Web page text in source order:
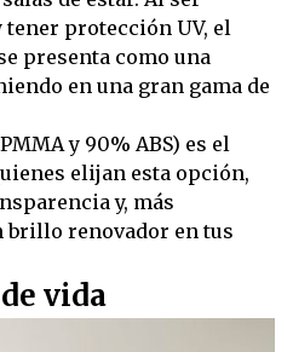
protección UV, el
presenta como una
en una gran gama de
y 90% ABS) es el
elijan esta opción,
y, más
brillo renovador en tus
vida